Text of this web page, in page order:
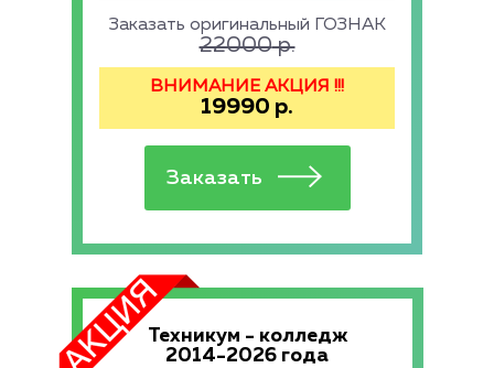
Заказать оригинальный ГОЗНАК
22000р.
ВНИМАНИЕ АКЦИЯ !!!
19990 р.
Техникум - колледж
2014-2026 года